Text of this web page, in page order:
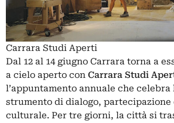
Carrara Studi Aperti
Dal 12 al 14 giugno Carrara torna a
a cielo aperto con Carrara Studi
l’appuntamento annuale che celebra
strumento di dialogo, partecipazione
culturale. Per tre giorni, la città si